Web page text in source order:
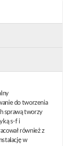
do tworzenia
sprawą tworzy
s-f i
również z
w